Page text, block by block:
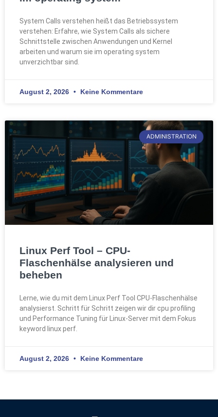
System Calls verstehen heißt das Betriebssystem
verstehen: Erfahre, wie System Calls als sichere
Schnittstelle zwischen Anwendungen und Kernel
arbeiten und warum sie im operating system
unverzichtbar sind.
August 2, 2026 Keine Kommentare
ADMINISTRATION
Linux Perf Tool – CPU-
Flaschenhälse analysieren und
beheben
Lerne, wie du mit dem Linux Perf Tool CPU-Flaschenhälse
analysierst. Schritt für Schritt zeigen wir dir cpu profiling
und Performance Tuning für Linux-Server mit dem Fokus
keyword linux perf.
August 2, 2026 Keine Kommentare